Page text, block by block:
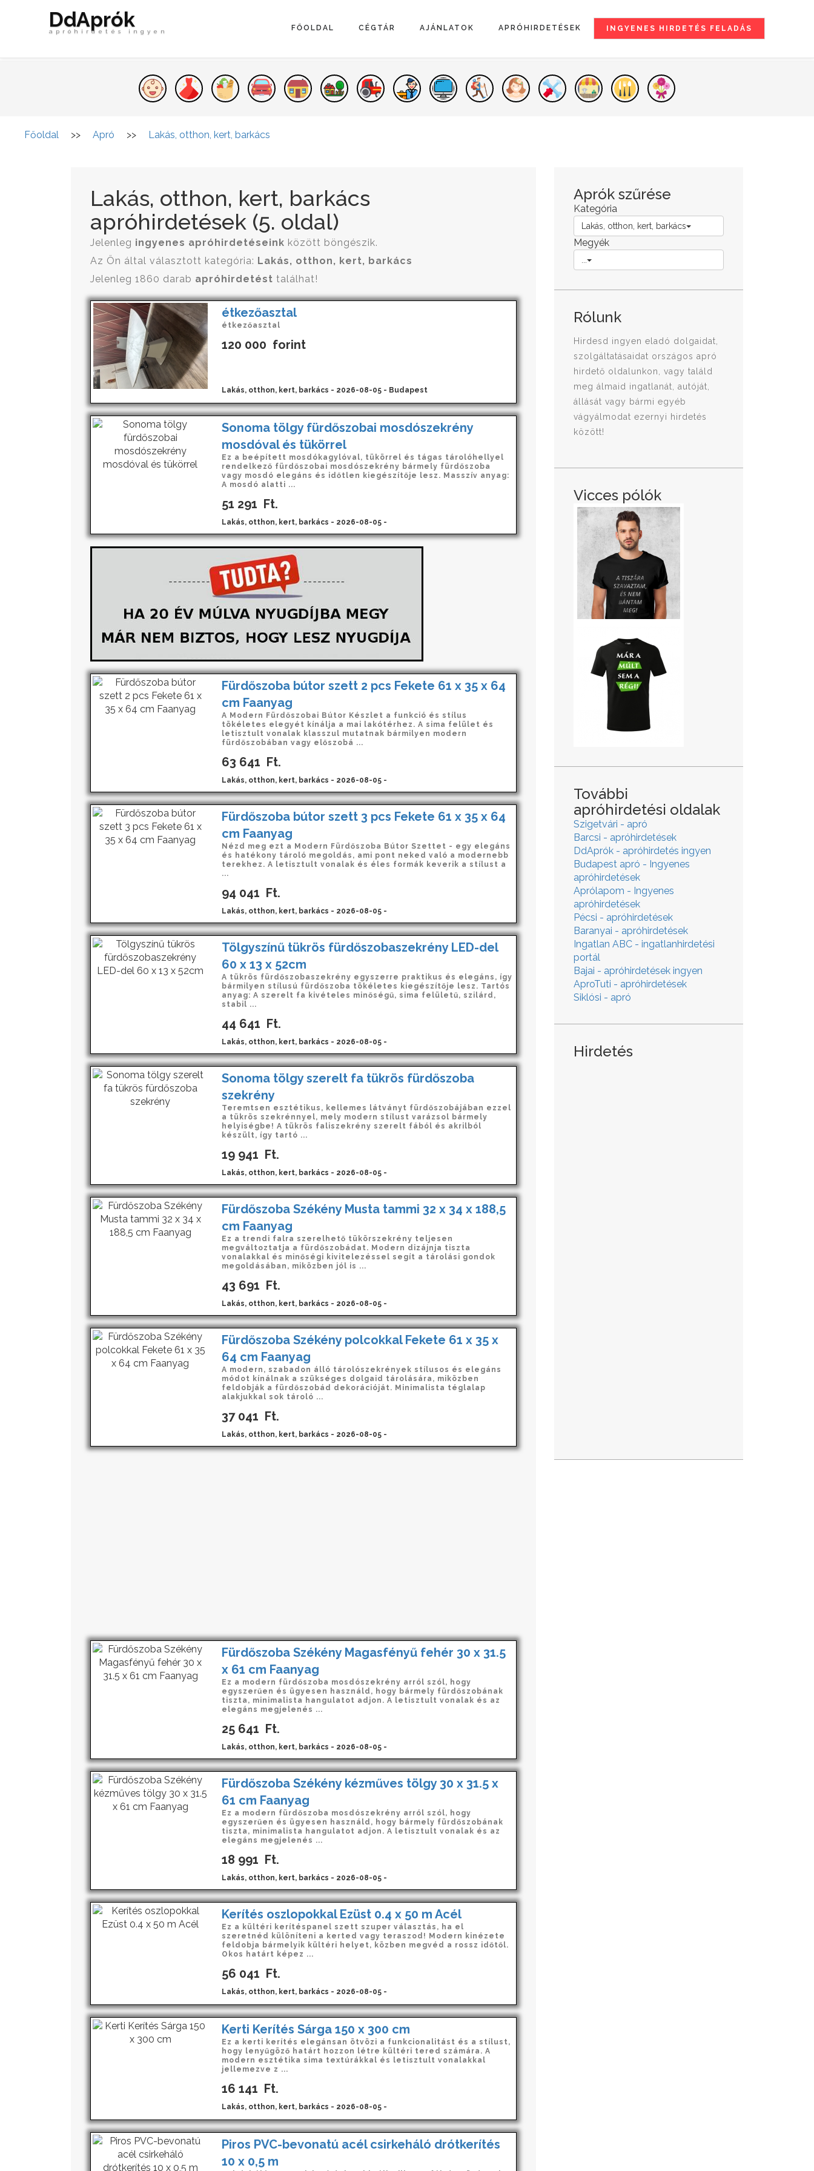
DdAprók
apróhirdetés ingyen INGYENES HIRDETÉS FELADÁS
FŐOLDAL CÉGTÁR AJÁNLATOK APRÓHIRDETÉSEK
Főoldal >> Apró >> Lakás, otthon, kert, barkács
Lakás, otthon, kert, barkács
apróhirdetések (5. oldal)
Jelenleg ingyenes apróhirdetéseink között böngészik.
Az Ön által választott kategória: Lakás, otthon, kert, barkács
Jelenleg 1860 darab apróhirdetést találhat!
étkezőasztal
étkezőasztal
120 000 forint
Lakás, otthon, kert, barkács - 2026-08-05 - Budapest
Sonoma tölgy fürdőszobai mosdószekrény
mosdóval és tükörrel
Ez a beépített mosdókagylóval, tükörrel és tágas tárolóhellyel
rendelkező fürdőszobai mosdószekrény bármely fürdőszoba
vagy mosdó elegáns és időtlen kiegészítője lesz. Masszív anyag:
A mosdó alatti ...
51 291 Ft.
Lakás, otthon, kert, barkács - 2026-08-05 -
Fürdőszoba bútor szett 2 pcs Fekete 61 x 35 x 64
cm Faanyag
A Modern Fürdőszobai Bútor Készlet a funkció és stílus
tökéletes elegyét kínálja a mai lakótérhez. A sima felület és
letisztult vonalak klasszul mutatnak bármilyen modern
fürdőszobában vagy előszobá ...
63 641 Ft.
Lakás, otthon, kert, barkács - 2026-08-05 -
Fürdőszoba bútor szett 3 pcs Fekete 61 x 35 x 64
cm Faanyag
Nézd meg ezt a Modern Fürdőszoba Bútor Szettet - egy elegáns
és hatékony tároló megoldás, ami pont neked való a modernebb
terekhez. A letisztult vonalak és éles formák keverik a stílust a
...
94 041 Ft.
Lakás, otthon, kert, barkács - 2026-08-05 -
Tölgyszínű tükrös fürdőszobaszekrény LED-del
60 x 13 x 52cm
A tükrös fürdőszobaszekrény egyszerre praktikus és elegáns, így
bármilyen stílusú fürdőszoba tökéletes kiegészítője lesz. Tartós
anyag: A szerelt fa kivételes minőségű, sima felületű, szilárd,
stabil ...
44 641 Ft.
Lakás, otthon, kert, barkács - 2026-08-05 -
Sonoma tölgy szerelt fa tükrös fürdőszoba
szekrény
Teremtsen esztétikus, kellemes látványt fürdőszobájában ezzel
a tükrös szekrénnyel, mely modern stílust varázsol bármely
helyiségbe! A tükrös faliszekrény szerelt fából és akrilból
készült, így tartó ...
19 941 Ft.
Lakás, otthon, kert, barkács - 2026-08-05 -
Fürdőszoba Székény Musta tammi 32 x 34 x 188,5
cm Faanyag
Ez a trendi falra szerelhető tükörszekrény teljesen
megváltoztatja a fürdőszobádat. Modern dizájnja tiszta
vonalakkal és minőségi kivitelezéssel segít a tárolási gondok
megoldásában, miközben jól is ...
43 691 Ft.
Lakás, otthon, kert, barkács - 2026-08-05 -
Fürdőszoba Székény polcokkal Fekete 61 x 35 x
64 cm Faanyag
A modern, szabadon álló tárolószekrények stílusos és elegáns
módot kínálnak a szükséges dolgaid tárolására, miközben
feldobják a fürdőszobád dekorációját. Minimalista téglalap
alakjukkal sok tároló ...
37 041 Ft.
Lakás, otthon, kert, barkács - 2026-08-05 -
Fürdőszoba Székény Magasfényű fehér 30 x 31.5
x 61 cm Faanyag
Ez a modern fürdőszoba mosdószekrény arról szól, hogy
egyszerűen és ügyesen használd, hogy bármely fürdőszobának
tiszta, minimalista hangulatot adjon. A letisztult vonalak és az
elegáns megjelenés ...
25 641 Ft.
Lakás, otthon, kert, barkács - 2026-08-05 -
Fürdőszoba Székény kézműves tölgy 30 x 31.5 x
61 cm Faanyag
Ez a modern fürdőszoba mosdószekrény arról szól, hogy
egyszerűen és ügyesen használd, hogy bármely fürdőszobának
tiszta, minimalista hangulatot adjon. A letisztult vonalak és az
elegáns megjelenés ...
18 991 Ft.
Lakás, otthon, kert, barkács - 2026-08-05 -
Kerítés oszlopokkal Ezüst 0.4 x 50 m Acél
Ez a kültéri kerítéspanel szett szuper választás, ha el
szeretnéd különíteni a kerted vagy teraszod! Modern kinézete
feldobja bármelyik kültéri helyet, közben megvéd a rossz időtől.
Okos határt képez ...
56 041 Ft.
Lakás, otthon, kert, barkács - 2026-08-05 -
Kerti Kerítés Sárga 150 x 300 cm
Ez a kerti kerítés elegánsan ötvözi a funkcionalitást és a stílust,
hogy lenyűgöző határt hozzon létre kültéri tered számára. A
modern esztétika sima textúrákkal és letisztult vonalakkal
jellemezve z ...
16 141 Ft.
Lakás, otthon, kert, barkács - 2026-08-05 -
Piros PVC-bevonatú acél csirkeháló drótkerítés
10 x 0,5 m
Aprók szűrése
Kategória
Lakás, otthon, kert, barkács
Megyék
Rólunk
Hirdesd ingyen eladó dolgaidat,
szolgáltatásaidat országos apró
hirdető oldalunkon, vagy találd
meg álmaid ingatlanát, autóját,
állását vagy bármi egyéb
vágyálmodat ezernyi hirdetés
között!
Vicces pólók
További
apróhirdetési oldalak
Szigetvári - apró
Barcsi - apróhirdetések
DdAprók - apróhirdetés ingyen
Budapest apró - Ingyenes
apróhirdetések
Aprólapom - Ingyenes
apróhirdetések
Pécsi - apróhirdetések
Baranyai - apróhirdetések
Ingatlan ABC - ingatlanhirdetési
portál
Bajai - apróhirdetések ingyen
AproTuti - apróhirdetések
Siklósi - apró
Hirdetés